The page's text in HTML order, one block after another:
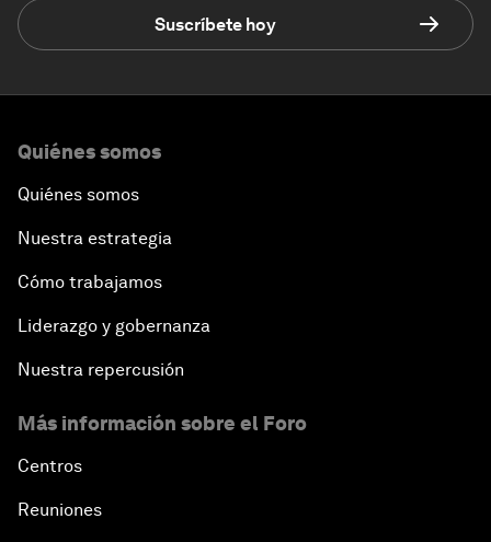
Suscríbete hoy
Quiénes somos
Quiénes somos
Nuestra estrategia
Cómo trabajamos
Liderazgo y gobernanza
Nuestra repercusión
Más información sobre el Foro
Centros
Reuniones